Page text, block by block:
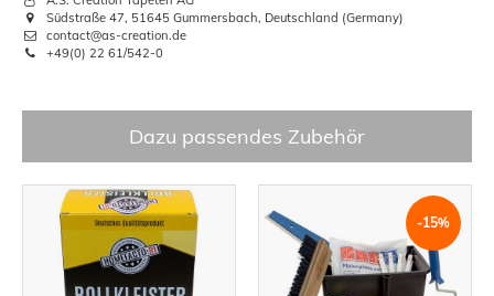
Südstraße 47, 51645 Gummersbach, Deutschland (Germany)
contact@as-creation.de
+49(0) 22 61/542-0
Dazu passendes Zubehör
-15%